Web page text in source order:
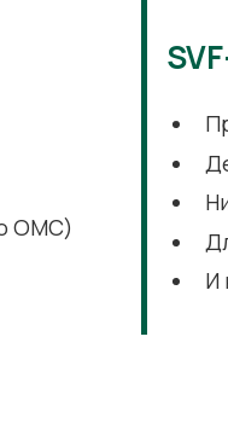
ОМС)
И